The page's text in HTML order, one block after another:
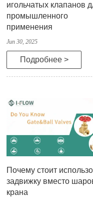
игольчатых клапанов
промышленного
применения
Jun 30, 2025
Подробнее >
Почему стоит
задвижку вместо
крана